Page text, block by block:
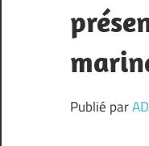
Publié par